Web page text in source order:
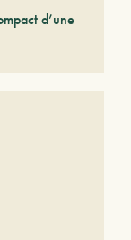
d’une